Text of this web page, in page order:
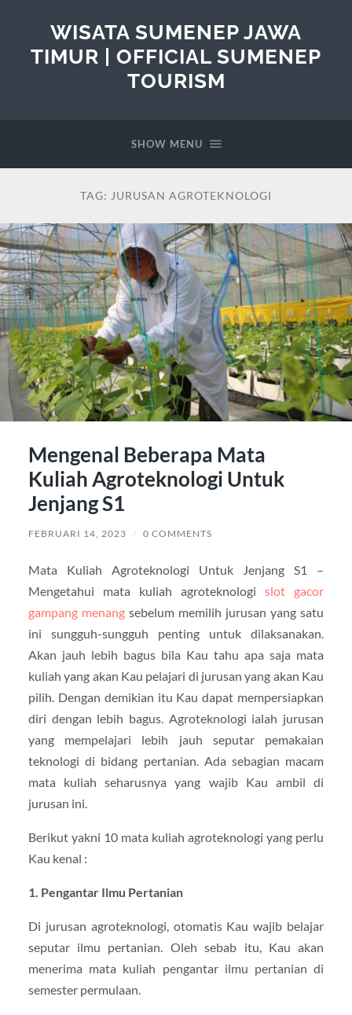
WISATA SUMENEP JAWA
TIMUR | OFFICIAL SUMENEP
TOURISM
SHOW MENU
TAG: JURUSAN AGROTEKNOLOGI
Mengenal Beberapa Mata
Kuliah Agroteknologi Untuk
Jenjang S1
FEBRUARI 14, 2023 / 0 COMMENTS
Mata Kuliah Agroteknologi Untuk Jenjang S1 –
Mengetahui mata kuliah agroteknologislot gacor
gampang menangsebelum memilih jurusan yang satu
ini sungguh-sungguh penting untuk dilaksanakan.
Akan jauh lebih bagus bila Kau tahu apa saja mata
kuliah yang akan Kau pelajari di jurusan yang akan Kau
pilih. Dengan demikian itu Kau dapat mempersiapkan
diri dengan lebih bagus. Agroteknologi ialah jurusan
yang mempelajari lebih jauh seputar pemakaian
teknologi di bidang pertanian. Ada sebagian macam
mata kuliah seharusnya yang wajib Kau ambil di
jurusan ini.
Berikut yakni 10 mata kuliah agroteknologi yang perlu
Kau kenal :
1. Pengantar Ilmu Pertanian
Di jurusan agroteknologi, otomatis Kau wajib belajar
seputar ilmu pertanian. Oleh sebab itu, Kau akan
menerima mata kuliah pengantar ilmu pertanian di
semester permulaan.